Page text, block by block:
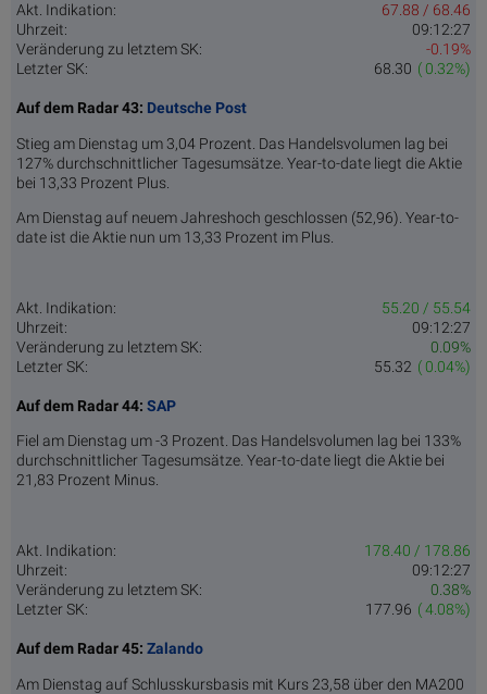
Akt. Indikation:
67.88 / 68.46
Uhrzeit:
09:12:27
Veränderung zu letztem SK:
-0.19%
Letzter SK:
( 0.32%)
68.30
Auf dem Radar 43: Deutsche Post
Stieg am Dienstag um 3,04 Prozent. Das Handelsvolumen lag bei
127% durchschnittlicher Tagesumsätze. Year-to-date liegt die Aktie
bei 13,33 Prozent Plus.
Am Dienstag auf neuem Jahreshoch geschlossen (52,96). Year-to-
date ist die Aktie nun um 13,33 Prozent im Plus.
Akt. Indikation:
55.20 / 55.54
Uhrzeit:
09:12:27
Veränderung zu letztem SK:
0.09%
Letzter SK:
( 0.04%)
55.32
Auf dem Radar 44: SAP
Fiel am Dienstag um -3 Prozent. Das Handelsvolumen lag bei 133%
durchschnittlicher Tagesumsätze. Year-to-date liegt die Aktie bei
21,83 Prozent Minus.
Akt. Indikation:
178.40 / 178.86
Uhrzeit:
09:12:27
Veränderung zu letztem SK:
0.38%
Letzter SK:
( 4.08%)
177.96
Auf dem Radar 45: Zalando
Am Dienstag auf Schlusskursbasis mit Kurs 23,58 über den MA200